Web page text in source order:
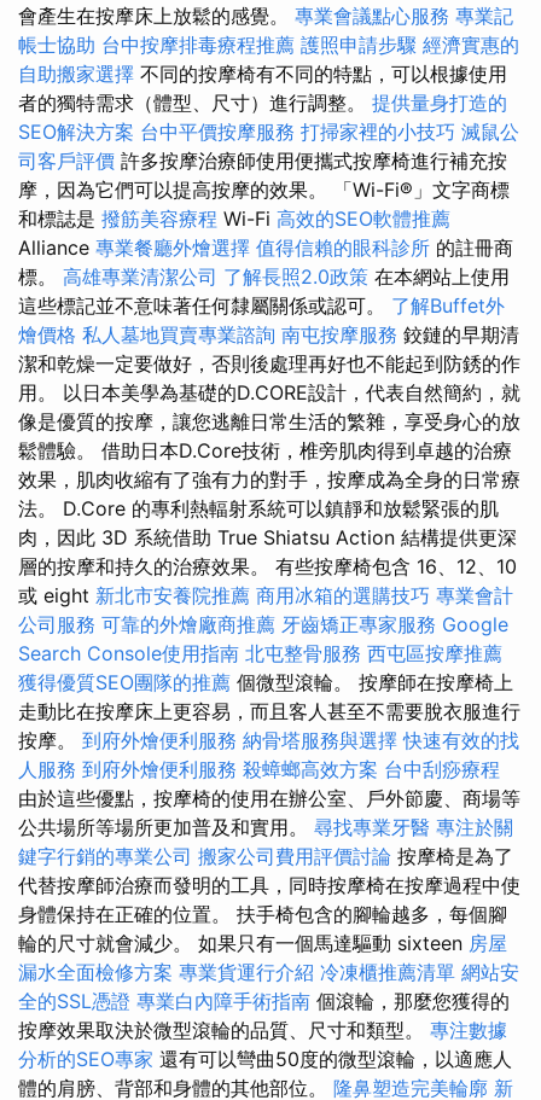
會產生在按摩床上放鬆的感覺。 專業會議點心服務 專業記
帳士協助 台中按摩排毒療程推薦 護照申請步驟 經濟實惠的
自助搬家選擇 不同的按摩椅有不同的特點，可以根據使用
者的獨特需求（體型、尺寸）進行調整。 提供量身打造的
SEO解決方案 台中平價按摩服務 打掃家裡的小技巧 滅鼠公
司客戶評價 許多按摩治療師使用便攜式按摩椅進行補充按
摩，因為它們可以提高按摩的效果。 「Wi-Fi®」文字商標
和標誌是 撥筋美容療程 Wi-Fi 高效的SEO軟體推薦
Alliance 專業餐廳外燴選擇 值得信賴的眼科診所 的註冊商
標。 高雄專業清潔公司 了解長照2.0政策 在本網站上使用
這些標記並不意味著任何隸屬關係或認可。 了解Buffet外
燴價格 私人墓地買賣專業諮詢 南屯按摩服務 鉸鏈的早期清
潔和乾燥一定要做好，否則後處理再好也不能起到防銹的作
用。 以日本美學為基礎的D.CORE設計，代表自然簡約，就
像是優質的按摩，讓您逃離日常生活的繁雜，享受身心的放
鬆體驗。 借助日本D.Core技術，椎旁肌肉得到卓越的治療
效果，肌肉收縮有了強有力的對手，按摩成為全身的日常療
法。 D.Core 的專利熱輻射系統可以鎮靜和放鬆緊張的肌
肉，因此 3D 系統借助 True Shiatsu Action 結構提供更深
層的按摩和持久的治療效果。 有些按摩椅包含 16、12、10
或 eight 新北市安養院推薦 商用冰箱的選購技巧 專業會計
公司服務 可靠的外燴廠商推薦 牙齒矯正專家服務 Google
Search Console使用指南 北屯整骨服務 西屯區按摩推薦
獲得優質SEO團隊的推薦 個微型滾輪。 按摩師在按摩椅上
走動比在按摩床上更容易，而且客人甚至不需要脫衣服進行
按摩。 到府外燴便利服務 納骨塔服務與選擇 快速有效的找
人服務 到府外燴便利服務 殺蟑螂高效方案 台中刮痧療程
由於這些優點，按摩椅的使用在辦公室、戶外節慶、商場等
公共場所等場所更加普及和實用。 尋找專業牙醫 專注於關
鍵字行銷的專業公司 搬家公司費用評價討論 按摩椅是為了
代替按摩師治療而發明的工具，同時按摩椅在按摩過程中使
身體保持在正確的位置。 扶手椅包含的腳輪越多，每個腳
輪的尺寸就會減少。 如果只有一個馬達驅動 sixteen 房屋
漏水全面檢修方案 專業貨運行介紹 冷凍櫃推薦清單 網站安
全的SSL憑證 專業白內障手術指南 個滾輪，那麼您獲得的
按摩效果取決於微型滾輪的品質、尺寸和類型。 專注數據
分析的SEO專家 還有可以彎曲50度的微型滾輪，以適應人
體的肩膀、背部和身體的其他部位。 隆鼻塑造完美輪廓 新